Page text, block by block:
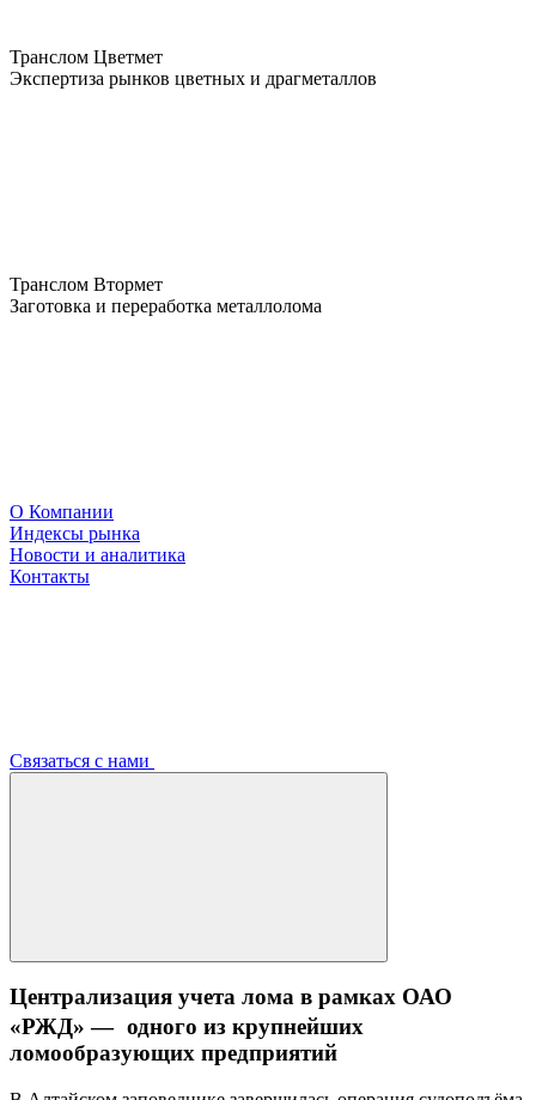
Транслом Цветмет
Экспертиза рынков цветных и драгметаллов
Транслом Втормет
Заготовка и переработка металлолома
О Компании
Индексы рынка
Новости и аналитика
Контакты
Связаться с нами
Централизация учета лома в рамках ОАО
«РЖД» — одного из крупнейших
ломообразующих предприятий